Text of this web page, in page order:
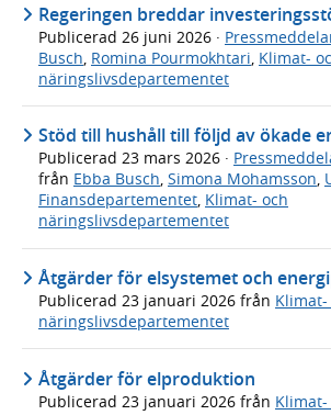
Regeringen breddar
Publicerad 26 juni 2026 ·
Busch Romina Pourmokhtari Klimat-
näringslivsdepartementet
Stöd till hushåll till följd av ökade
Publicerad 23 mars 2026 ·
från Ebba Busch, Simona Mohamsson,
Finansdepartementet, Klimat- och
näringslivsdepartementet
Åtgärder för elsystemet och
Publicerad 23 januari 2026 från Klimat-
näringslivsdepartementet
Åtgärder för elproduktion
Publicerad 23 januari 2026 från Klimat-